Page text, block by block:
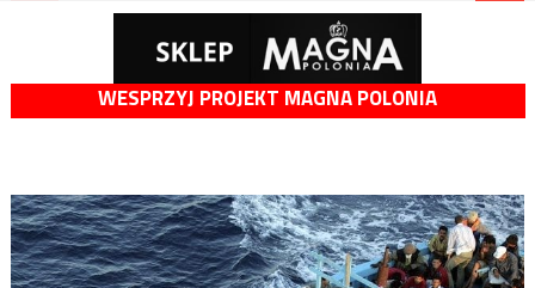
WESPRZYJ PROJEKT MAGNA POLONIA